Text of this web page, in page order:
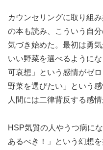
カウンセリングに取り組
の本も読み、こういう自
気づき始めた。最初は勇
いい野菜を選べるように
可哀想」という感情がゼ
野菜を選びたい」という
人間には二律背反する感
HSP気質の人やうつ病に
あるべき！」という幻想